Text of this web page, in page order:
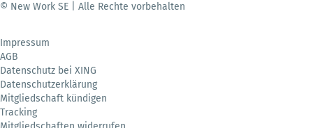
© New Work SE | Alle Rechte vorbehalten
Impressum
AGB
Datenschutz bei XING
Datenschutzerklärung
Mitgliedschaft kündigen
Tracking